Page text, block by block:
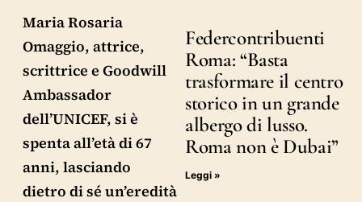
Maria Rosaria
Omaggio, attrice,
scrittrice e Goodwill
Ambassador
dell’UNICEF, si è
spenta all’età di 67
anni, lasciando
dietro di sé un’eredità
Federcontribuenti
Roma: “Basta
trasformare il centro
storico in un grande
albergo di lusso.
Roma non è Dubai”
Leggi »